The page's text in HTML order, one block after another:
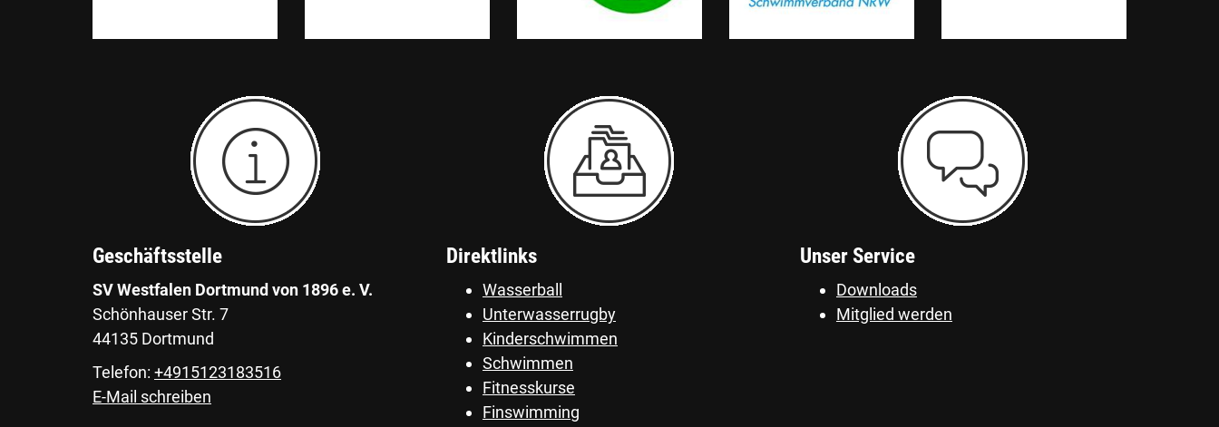
Geschäftsstelle
SV Westfalen Dortmund von 1896 e. V.
Schönhauser Str. 7
44135 Dortmund
Telefon: +4915123183516
E-Mail schreiben
Direktlinks
Wasserball
Unterwasserrugby
Kinderschwimmen
Schwimmen
Fitnesskurse
Finswimming
Unser Service
Downloads
Mitglied werden